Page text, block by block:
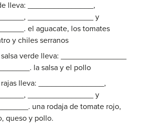
lleva: _______________,
_______________ y
el aguacate, los tomates
y chiles serranos
verde lleva: _______________
la salsa y el pollo
lleva: _______________,
_______________ y
una rodaja de tomate rojo,
queso y pollo.